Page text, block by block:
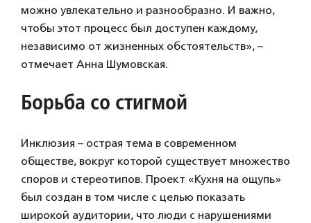
можно увлекательно и разнообразно. И важно,
чтобы этот процесс был доступен каждому,
независимо от жизненных обстоятельств», –
отмечает Анна Шумовская.
Борьба со стигмой
Инклюзия – острая тема в современном
обществе, вокруг которой существует множество
споров и стереотипов. Проект «Кухня на ощупь»
был создан в том числе с целью показать
широкой аудитории, что люди с нарушениями